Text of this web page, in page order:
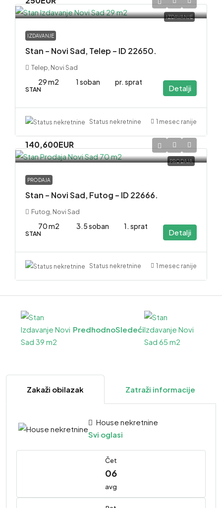
IZDAVANJE
IZDAVANJE
Stan – Novi Sad, Telep – ID 22650.
Telep, Novi Sad
29 m2 1 soban pr. sprat
STAN Detalji
Status nekretnine 1 mesec ranije
PRODAJA
140,600EUR
PRODAJA
Stan – Novi Sad, Futog – ID 22666.
Futog, Novi Sad
70 m2 3.5 soban 1. sprat
STAN Detalji
Status nekretnine 1 mesec ranije
PredhodnoSledeći
Zakaži obilazak Zatraži informacije
House nekretnine
Svi oglasi
Čet
06
avg